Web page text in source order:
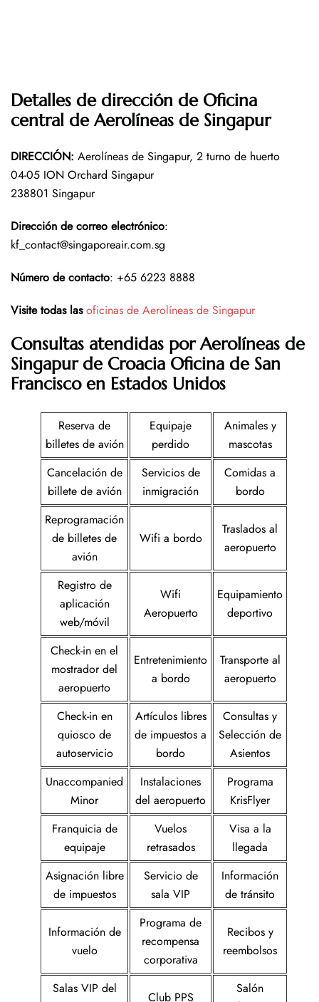
Detalles de dirección de Oficina
central de Aerolíneas de Singapur
DIRECCIÓN: Aerolíneas de Singapur, 2 turno de huerto
04-05 ION Orchard Singapur
238801 Singapur
Dirección de correo electrónico:
kf_contact@singaporeair.com.sg
Número de contacto: +65 6223 8888
Visite todas las oficinas de Aerolíneas de Singapur
Consultas atendidas por Aerolíneas de
Singapur de Croacia Oficina de San
Francisco en Estados Unidos
Reserva de
billetes de avión
Equipaje
perdido
Animales y
mascotas
Cancelación de
billete de avión
Servicios de
inmigración
Comidas a
bordo
Reprogramación
de billetes de
avión
Wifi a bordo
Traslados al
aeropuerto
Registro de
aplicación
web/móvil
Wifi
Aeropuerto
Equipamiento
deportivo
Check-in en el
mostrador del
aeropuerto
Entretenimiento
a bordo
Transporte al
aeropuerto
Check-in en
quiosco de
autoservicio
Artículos libres
de impuestos a
bordo
Consultas y
Selección de
Asientos
Unaccompanied
Minor
Instalaciones
del aeropuerto
Programa
KrisFlyer
Franquicia de
equipaje
Vuelos
retrasados
Visa a la
llegada
Asignación libre
de impuestos
Servicio de
sala VIP
Información
de tránsito
Información de
vuelo
Programa de
recompensa
corporativa
Recibos y
reembolsos
Salas VIP del
Club PPS
Salón